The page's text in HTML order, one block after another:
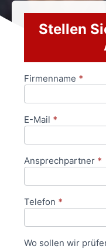
Stellen
Anfrageformular
Firmenname *
E-Mail *
Ansprechpartner *
Telefon *
Wo sollen wir